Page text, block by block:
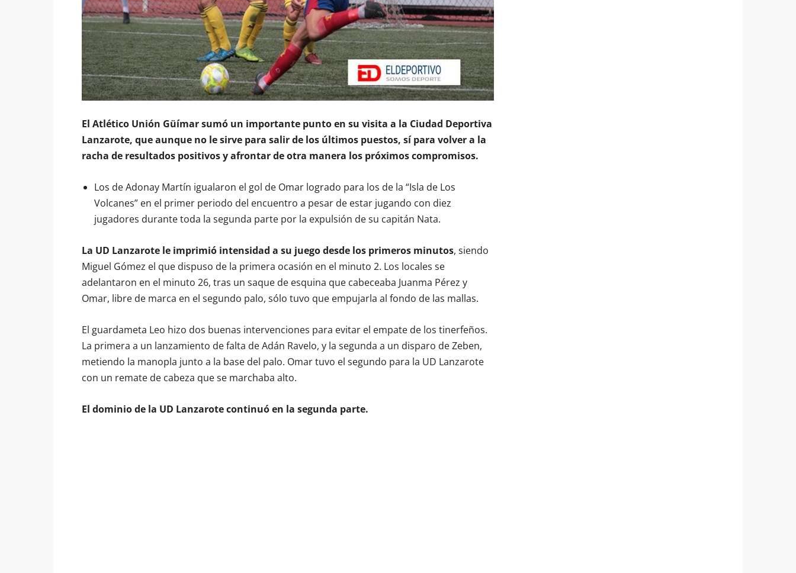
El Atlético Unión Güímar sumó un importante punto en su visita a la Ciudad Deportiva
Lanzarote, que aunque no le sirve para salir de los últimos puestos, sí para volver a la
racha de resultados positivos y afrontar de otra manera los próximos compromisos.
Los de Adonay Martín igualaron el gol de Omar logrado para los de la “Isla de Los
Volcanes” en el primer periodo del encuentro a pesar de estar jugando con diez
jugadores durante toda la segunda parte por la expulsión de su capitán Nata.
La UD Lanzarote le imprimió intensidad a su juego desde los primeros minutos, siendo
Miguel Gómez el que dispuso de la primera ocasión en el minuto 2. Los locales se
adelantaron en el minuto 26, tras un saque de esquina que cabeceaba Juanma Pérez y
Omar, libre de marca en el segundo palo, sólo tuvo que empujarla al fondo de las mallas.
El guardameta Leo hizo dos buenas intervenciones para evitar el empate de los tinerfeños.
La primera a un lanzamiento de falta de Adán Ravelo, y la segunda a un disparo de Zeben,
metiendo la manopla junto a la base del palo. Omar tuvo el segundo para la UD Lanzarote
con un remate de cabeza que se marchaba alto.
El dominio de la UD Lanzarote continuó en la segunda parte.